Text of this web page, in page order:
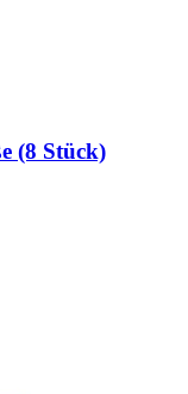
(8 Stück)